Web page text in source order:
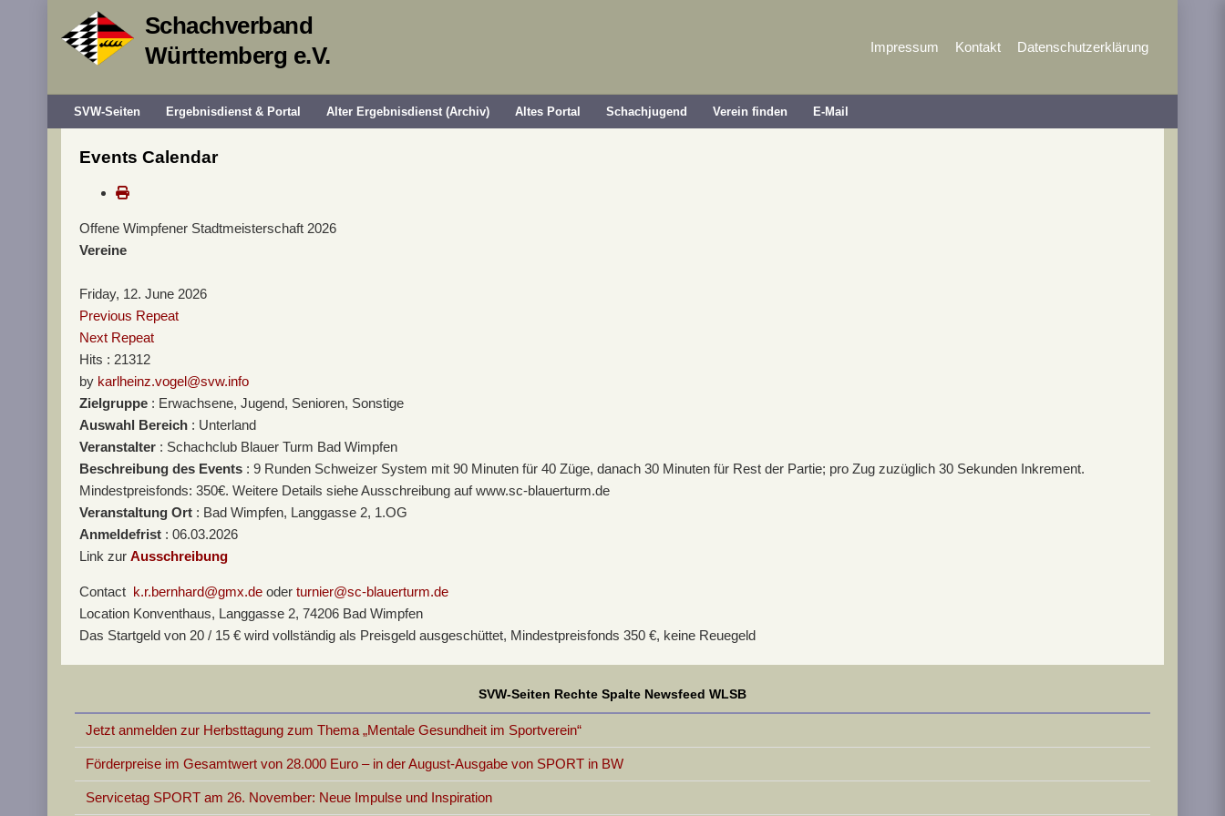
Schachverband
Württemberg e.V.
Impressum Kontakt Datenschutzerklärung
SVW-Seiten Ergebnisdienst & Portal Alter Ergebnisdienst (Archiv) Altes Portal Schachjugend Verein finden E-Mail
Events Calendar
Offene Wimpfener Stadtmeisterschaft 2026
Vereine
Friday, 12. June 2026
Previous Repeat
Next Repeat
Hits : 21312
by karlheinz.vogel@svw.info
Zielgruppe : Erwachsene, Jugend, Senioren, Sonstige
Auswahl Bereich : Unterland
Veranstalter : Schachclub Blauer Turm Bad Wimpfen
Beschreibung des Events : 9 Runden Schweizer System mit 90 Minuten für 40 Züge, danach 30 Minuten für Rest der Partie; pro Zug zuzüglich 30 Sekunden Inkrement.
Mindestpreisfonds: 350€. Weitere Details siehe Ausschreibung auf www.sc-blauerturm.de
Veranstaltung Ort : Bad Wimpfen, Langgasse 2, 1.OG
Anmeldefrist : 06.03.2026
Link zur Ausschreibung
Contact k.r.bernhard@gmx.de oder turnier@sc-blauerturm.de
Location Konventhaus, Langgasse 2, 74206 Bad Wimpfen
Das Startgeld von 20 / 15 € wird vollständig als Preisgeld ausgeschüttet, Mindestpreisfonds 350 €, keine Reuegeld
SVW-Seiten Rechte Spalte Newsfeed WLSB
Jetzt anmelden zur Herbsttagung zum Thema „Mentale Gesundheit im Sportverein“
Förderpreise im Gesamtwert von 28.000 Euro – in der August-Ausgabe von SPORT in BW
Servicetag SPORT am 26. November: Neue Impulse und Inspiration